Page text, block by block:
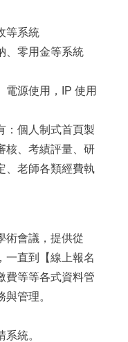
等系統
、零用金等系統
電源使用，IP 使用
：個人制式首頁製
核、考績評量、研
、老師各類經費執
術會議，提供從
一直到【線上報名
費等等各式資料管
管理。
統。